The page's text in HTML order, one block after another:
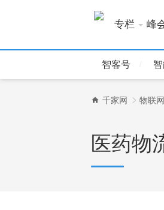
专栏 峰
智客号
千家网 物联网
医药物